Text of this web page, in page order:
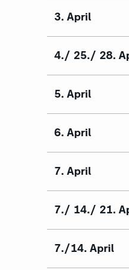
3. April
4./ 25./ 28.
5. April
6. April
7. April
7./ 14./ 21.
7./14. April